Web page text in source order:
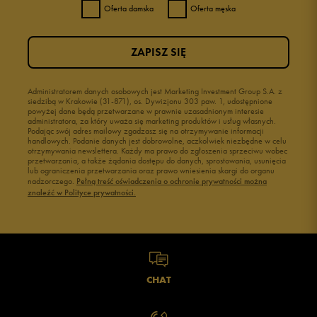
Oferta damska Oferta męska
Administratorem danych osobowych jest Marketing Investment Group S.A. z
siedzibą w Krakowie (31-871), os. Dywizjonu 303 paw. 1, udostępnione
powyżej dane będą przetwarzane w prawnie uzasadnionym interesie
administratora, za który uważa się marketing produktów i usług własnych.
Podając swój adres mailowy zgadzasz się na otrzymywanie informacji
handlowych. Podanie danych jest dobrowolne, aczkolwiek niezbędne w celu
otrzymywania newslettera. Każdy ma prawo do zgłoszenia sprzeciwu wobec
przetwarzania, a także żądania dostępu do danych, sprostowania, usunięcia
lub ograniczenia przetwarzania oraz prawo wniesienia skargi do organu
nadzorczego. Pełną treść oświadczenia o ochronie prywatności można
znaleźć w Polityce prywatności.
ZAPISZ SIĘ
CHAT